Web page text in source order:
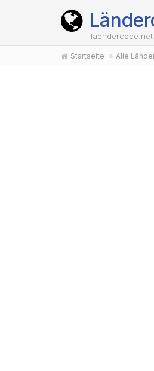
laendercode.net
Startseite Alle